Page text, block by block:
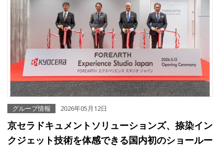
グループ情報 2026年05月12日
京セラドキュメントソリューションズ、捺染イン
クジェット技術を体感できる国内初のショールー